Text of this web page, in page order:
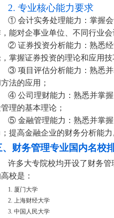
2. 专业核心能力要求
① 会计实务处理能力：掌握
能对企事业单位、不同行业
② 证券投资分析能力：熟悉
掌握证券投资的理论和应用
③ 项目评估分析能力：熟悉
法的应用；
④ 公司理财能力：熟悉并掌
管理的基本理论；
⑤ 金融管理能力：熟悉并掌
；提高金融企业的财务分析能力
、财务管理专业国内名校
许多大专院校均开设了财务
校是：
1. 厦门大学
2. 上海财经大学
3. 中国人民大学